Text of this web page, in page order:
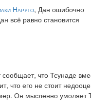
Наруто, Дан ошибочно
всё равно становится
что Тсунаде
что его не стоит
Он мысленно умоляет